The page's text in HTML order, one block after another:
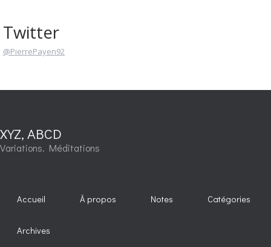
Twitter
@PierrePayen92
XYZ, ABCD
Variations. Méditations
Accueil À propos Notes Catégories
Archives